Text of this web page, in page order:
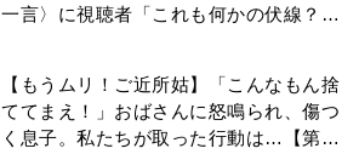
一言〉に視聴者「これも何かの伏線？」
【もうムリ！ご近所姑】「こんなもん捨
ててまえ！」おばさんに怒鳴られ、傷つ
く息子。私たちが取った行動は…【第3